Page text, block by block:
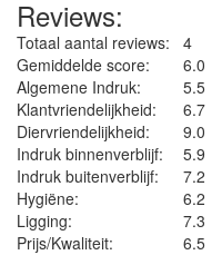
Reviews:
Totaal aantal reviews:
4
Gemiddelde score:
6.0
Algemene Indruk:
5.5
Klantvriendelijkheid:
6.7
Diervriendelijkheid:
9.0
Indruk binnenverblijf:
5.9
Indruk buitenverblijf:
7.2
Hygiëne‎:
6.2
Ligging:
7.3
Prijs/Kwaliteit:
6.5